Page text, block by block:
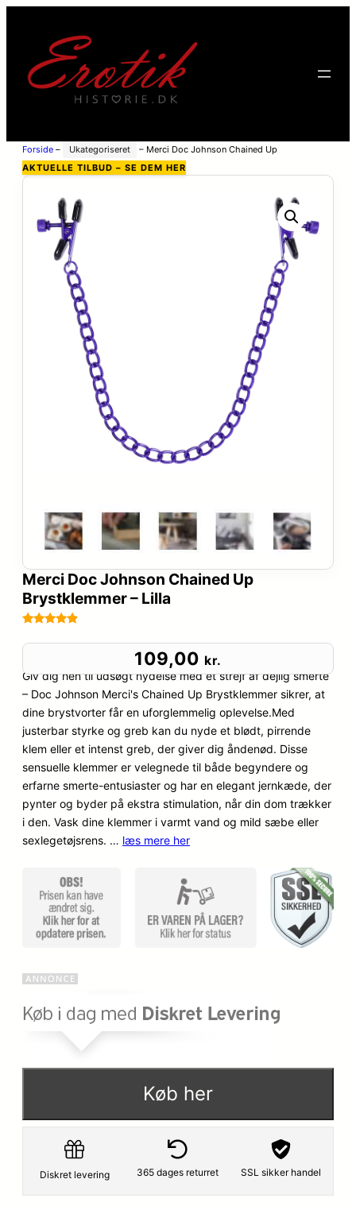
Forside – Ukategoriseret – Merci Doc Johnson Chained Up
Brystklemmer – Lilla
AKTUELLE TILBUD – SE DEM HER
Merci Doc Johnson Chained Up
Brystklemmer – Lilla
som
baseret på
kundebedø
mmelser
109,00 kr.
Giv dig hen til udsøgt nydelse med et strejf af dejlig smerte
– Doc Johnson Merci's Chained Up Brystklemmer sikrer, at
dine brystvorter får en uforglemmelig oplevelse.Med
justerbar styrke og greb kan du nyde et blødt, pirrende
klem eller et intenst greb, der giver dig åndenød. Disse
sensuelle klemmer er velegnede til både begyndere og
erfarne smerte-entusiaster og har en elegant jernkæde, der
pynter og byder på ekstra stimulation, når din dom trækker
i den. Vask dine klemmer i varmt vand og mild sæbe eller
sexlegetøjsrens. … læs mere her
Køb her
Diskret levering 365 dages returret SSL sikker handel